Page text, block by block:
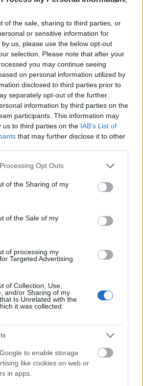
of the sale, sharing to third parties, or
or sensitive information for
us, please use the below opt-out
selection. Please note that after your
you may continue seeing
on personal information utilized by
disclosed to third parties prior to
separately opt-out of the further
information by third parties on the
participants. This information may
us to third parties on the IAB’s List of
that may further disclose it to other
website/app uses one or more Google
or usage behaviour. You may click to
to Google and its third-party tags to
specified purposes in below Google
Opt Outs
of the Sharing of my
of the Sale of my
of processing my
Targeted Advertising.
of Collection, Use,
and/or Sharing of my
Is Unrelated with the
it was collected.
to enable storage
like cookies on web or
in apps.
aki pont azt a hiány
de amint tanulnia kellene a
terhessé válik”.
interjúban
a férfi nemet: „
Alapvetően
saját nememtől, kritikus szemmel
magamat is. A teremtés
magát a férfi, közben gyáva,
és hiú
saját személyes
Őze Áron mint mondja,
mivel sok
ment már élte során, de éppen
értjük ezeket a helyzeteket,
másként rezonál egy-egy
egy nő: „Érdekes volt megfigyelni,
mit indított el bennünk. Ami